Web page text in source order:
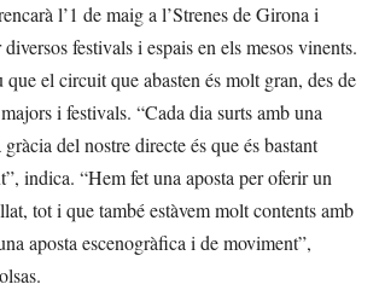
l’1 de maig a l’Strenes de Girona i
festivals i espais en els mesos vinents.
que el circuit que abasten és molt gran, des de
i festivals. “Cada dia surts amb una
del nostre directe és que és bastant
indica. “Hem fet una aposta per oferir un
tot i que també estàvem molt contents amb
aposta escenogràfica i de moviment”,